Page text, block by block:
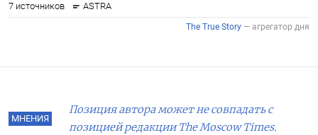
МНЕНИЯ
Позиция автора может не совпадать с
позицией редакции The Moscow Times.